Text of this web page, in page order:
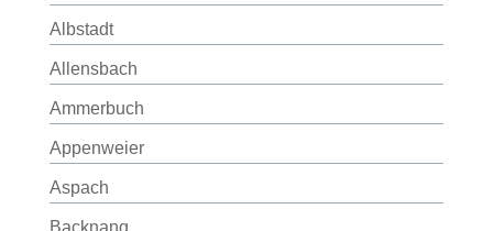
Albstadt
Allensbach
Ammerbuch
Appenweier
Aspach
Backnang